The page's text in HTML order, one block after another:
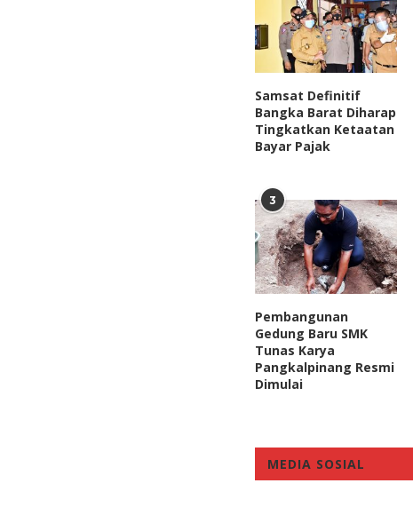
Samsat Definitif
Bangka Barat Diharap
Tingkatkan Ketaatan
Bayar Pajak
3
Pembangunan
Gedung Baru SMK
Tunas Karya
Pangkalpinang Resmi
Dimulai
MEDIA SOSIAL